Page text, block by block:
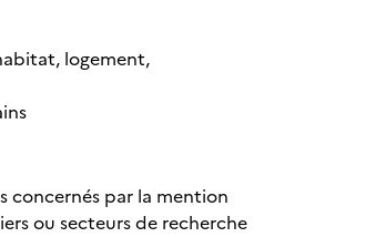
logement,
concernés par la mention
ou secteurs de recherche